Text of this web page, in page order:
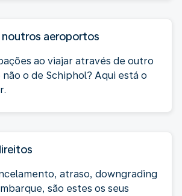
aeroportos
ao viajar através de outro
o de Schiphol? Aqui está o
atraso, downgrading
são estes os seus